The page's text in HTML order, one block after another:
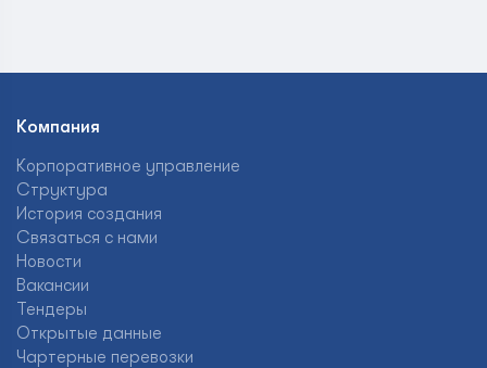
Компания
Корпоративное управление
Структура
История создания
Связаться с нами
Новости
Вакансии
Тендеры
Открытые данные
Чартерные перевозки